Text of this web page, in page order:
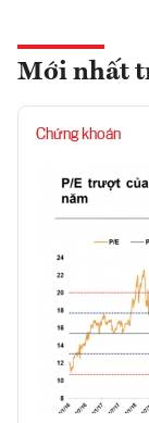
Mới nhất
Chứng khoán